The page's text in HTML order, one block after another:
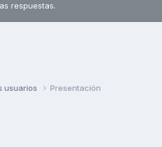
respuestas.
usuarios Presentación